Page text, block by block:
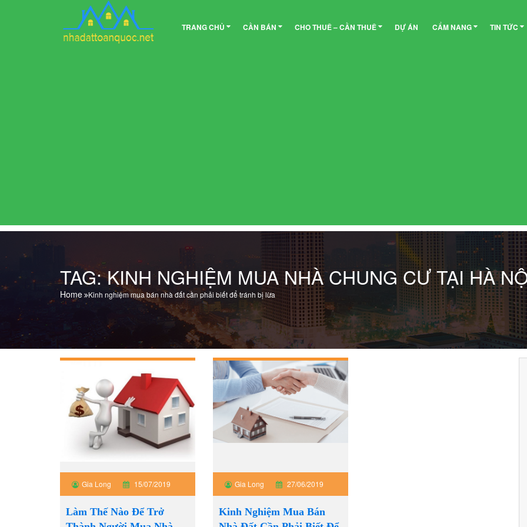
TRANG CHỦ CẦN BÁN CHO THUÊ – CẦN THUÊ DỰ ÁN CẨM NANG TIN TỨC
TAG:KINH NGHIỆM MUA NHÀ CHUNG CƯ TẠI HÀ
Home Kinh nghiệm mua bán nhà đất cần phải biết để tránh bị lừa
Gia Long 15/07/2019
Làm Thế Nào Để Trở
Gia Long 27/06/2019
Kinh Nghiệm Mua Bán